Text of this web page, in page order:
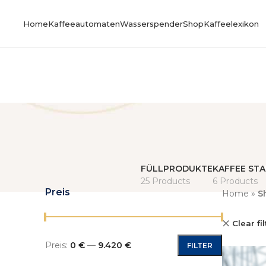
HomeKaffeeautomatenWasserspenderShopKaffeelexikon
FÜLLPRODUKTE
25 Products
KAFFEE
6 Products
Preis
FILTER
Preis: 0 € — 9.420 €
Home »
Clear